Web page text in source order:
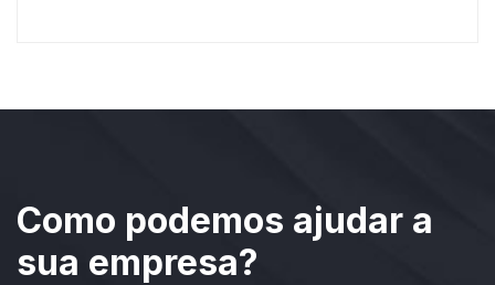
Como podemos ajudar a
sua empresa?